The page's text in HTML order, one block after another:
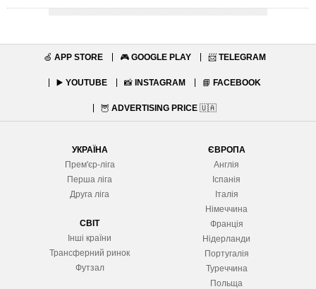
🍏 APP STORE 🎮 GOOGLE PLAY 📨 TELEGRAM
▶️ YOUTUBE 📸 INSTAGRAM 📘 FACEBOOK
🦉 ADVERTISING PRICE 🇺🇦
УКРАЇНА
Прем'єр-ліга
Перша ліга
Друга ліга
СВІТ
Інші країни
Трансферний ринок
Футзал
ЄВРОПА
Англія
Іспанія
Італія
Німеччина
Франція
Нідерланди
Португалія
Туреччина
Польща